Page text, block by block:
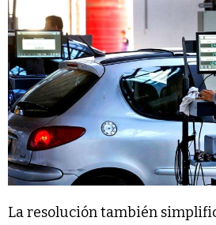
La resolución también